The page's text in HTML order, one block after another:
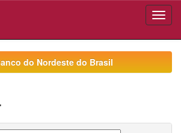
do Nordeste do Brasil